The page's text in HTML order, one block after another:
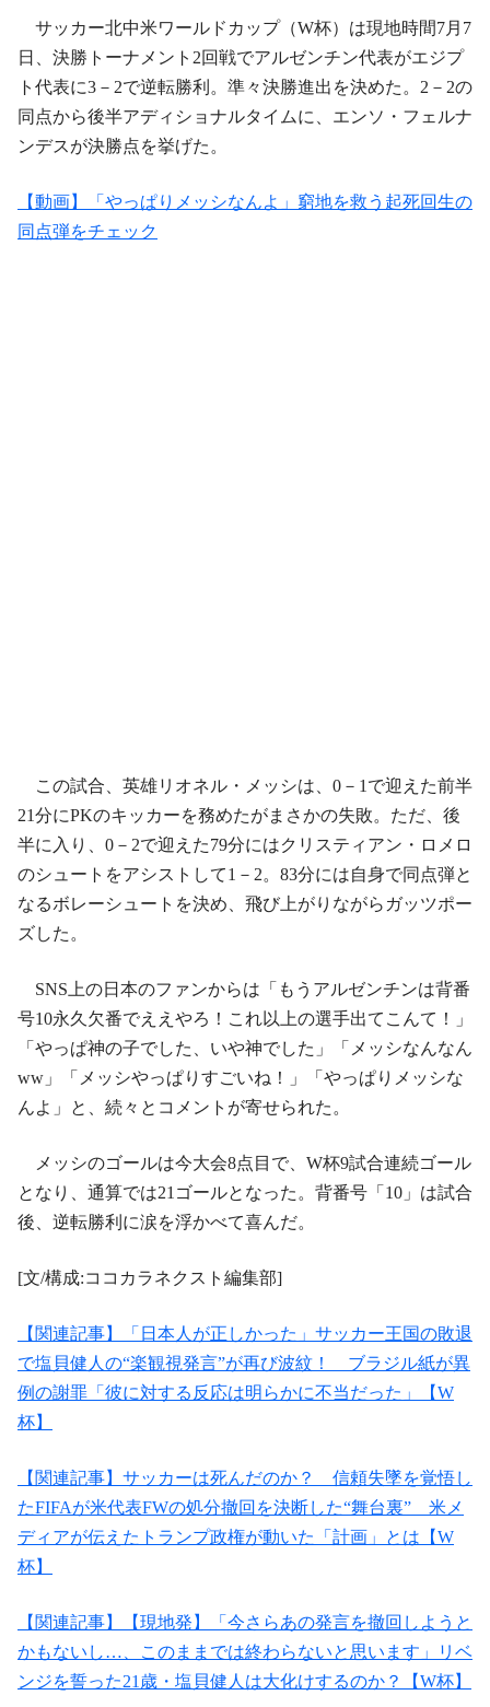
サッカー北中米ワールドカップ（W杯）は現地時間7月7
日、決勝トーナメント2回戦でアルゼンチン代表がエジプ
ト代表に3－2で逆転勝利。準々決勝進出を決めた。2－2の
同点から後半アディショナルタイムに、エンソ・フェルナ
ンデスが決勝点を挙げた。
【動画】「やっぱりメッシなんよ」窮地を救う起死回生の
同点弾をチェック
この試合、英雄リオネル・メッシは、0－1で迎えた前半
21分にPKのキッカーを務めたがまさかの失敗。ただ、後
半に入り、0－2で迎えた79分にはクリスティアン・ロメロ
のシュートをアシストして1－2。83分には自身で同点弾と
なるボレーシュートを決め、飛び上がりながらガッツポー
ズした。
SNS上の日本のファンからは「もうアルゼンチンは背番
号10永久欠番でええやろ！これ以上の選手出てこんて！」
「やっぱ神の子でした、いや神でした」「メッシなんなん
ww」「メッシやっぱりすごいね！」「やっぱりメッシな
んよ」と、続々とコメントが寄せられた。
メッシのゴールは今大会8点目で、W杯9試合連続ゴール
となり、通算では21ゴールとなった。背番号「10」は試合
後、逆転勝利に涙を浮かべて喜んだ。
[文/構成:ココカラネクスト編集部]
【関連記事】「日本人が正しかった」サッカー王国の敗退
で塩貝健人の“楽観視発言”が再び波紋！ ブラジル紙が異
例の謝罪「彼に対する反応は明らかに不当だった」【W
杯】
【関連記事】サッカーは死んだのか？ 信頼失墜を覚悟し
たFIFAが米代表FWの処分撤回を決断した“舞台裏” 米メ
ディアが伝えたトランプ政権が動いた「計画」とは【W
杯】
【関連記事】【現地発】「今さらあの発言を撤回しようと
かもないし…、このままでは終わらないと思います」リベ
ンジを誓った21歳・塩貝健人は大化けするのか？【W杯】